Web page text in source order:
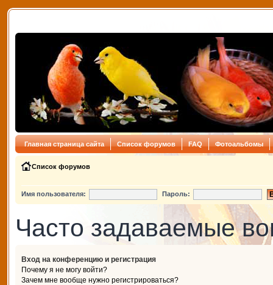
Главная страница сайта Список форумов FAQ Фотоальбомы
Список форумов
Имя пользователя: Пароль:
Часто задаваемые
Вход на конференцию и регистрация
Почему я не могу войти?
Зачем мне вообще нужно регистрироваться?